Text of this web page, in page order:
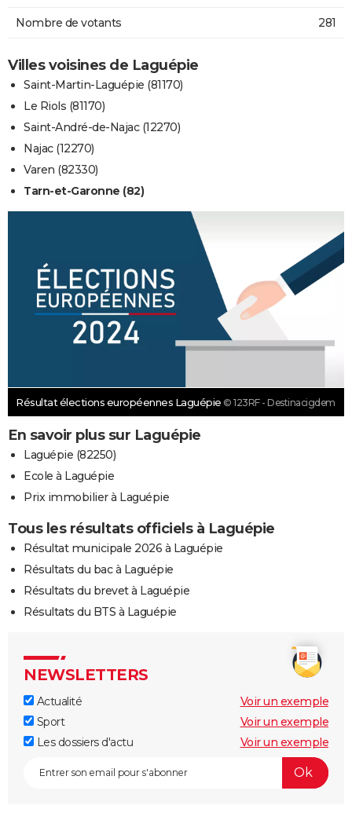
Nombre de votants 281
Villes voisines de Laguépie
Saint-Martin-Laguépie (81170)
Le Riols (81170)
Saint-André-de-Najac (12270)
Najac (12270)
Varen (82330)
Tarn-et-Garonne (82)
Résultat élections européennes Laguépie © 123RF - Destinacigdem
En savoir plus sur Laguépie
Laguépie (82250)
Ecole à Laguépie
Prix immobilier à Laguépie
Tous les résultats officiels à Laguépie
Résultat municipale 2026 à Laguépie
Résultats du bac à Laguépie
Résultats du brevet à Laguépie
Résultats du BTS à Laguépie
NEWSLETTERS
Actualité
Voir un exemple
Sport
Voir un exemple
Les dossiers d'actu
Voir un exemple